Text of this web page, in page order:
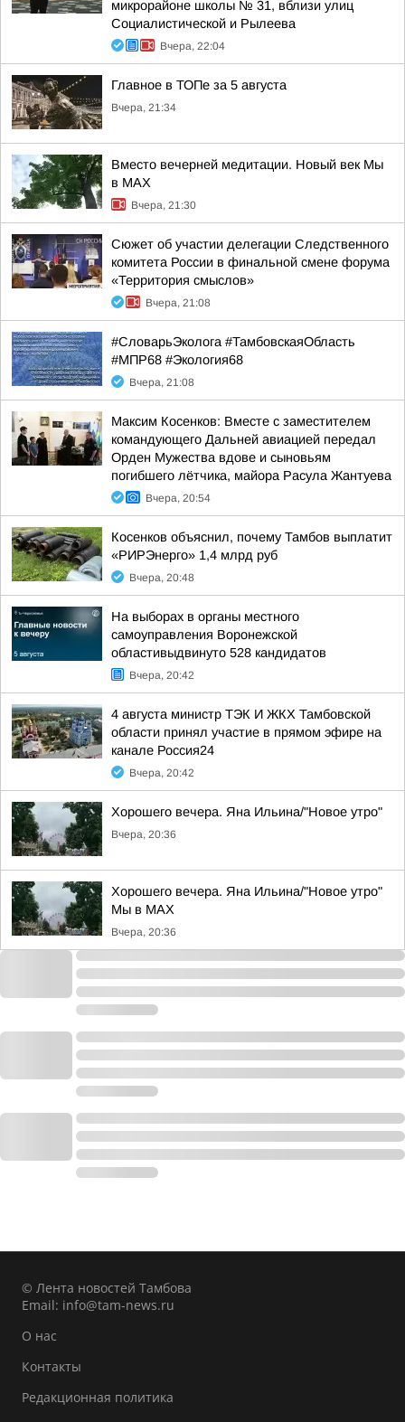
микрорайоне школы № 31, вблизи улиц
Социалистической и Рылеева
Вчера, 22:04
Главное в ТОПе за 5 августа
Вчера, 21:34
Вместо вечерней медитации. Новый век Мы
в MAX
Вчера, 21:30
Сюжет об участии делегации Следственного
комитета России в финальной смене форума
«Территория смыслов»
Вчера, 21:08
#СловарьЭколога #ТамбовскаяОбласть
#МПР68 #Экология68
Вчера, 21:08
Максим Косенков: Вместе с заместителем
командующего Дальней авиацией передал
Орден Мужества вдове и сыновьям
погибшего лётчика, майора Расула Жантуева
Вчера, 20:54
Косенков объяснил, почему Тамбов выплатит
«РИРЭнерго» 1,4 млрд руб
Вчера, 20:48
На выборах в органы местного
самоуправления Воронежской
областивыдвинуто 528 кандидатов
Вчера, 20:42
4 августа министр ТЭК И ЖКХ Тамбовской
области принял участие в прямом эфире на
канале Россия24
Вчера, 20:42
Хорошего вечера. Яна Ильина/"Новое утро"
Вчера, 20:36
Хорошего вечера. Яна Ильина/"Новое утро"
Мы в MAX
Вчера, 20:36
© Лента новостей Тамбова
Email: info@tam-news.ru
О нас
Контакты
Редакционная политика